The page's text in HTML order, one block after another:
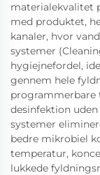
materialekvalitet
med produktet,
kanaler, hvor
systemer
hygiejnefordel,
gennem hele
programmerbare
desinfektion
systemer
bedre mikrobiel
temperatur,
lukkede